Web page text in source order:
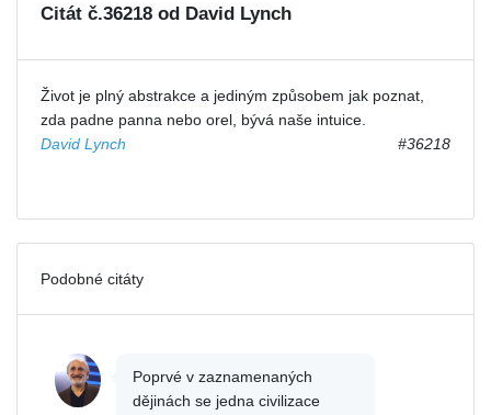
Citát č.36218 od David Lynch
Život je plný abstrakce a jediným způsobem jak poznat,
zda padne panna nebo orel, bývá naše intuice.
David Lynch
#36218
Podobné citáty
Poprvé v zaznamenaných
dějinách se jedna civilizace